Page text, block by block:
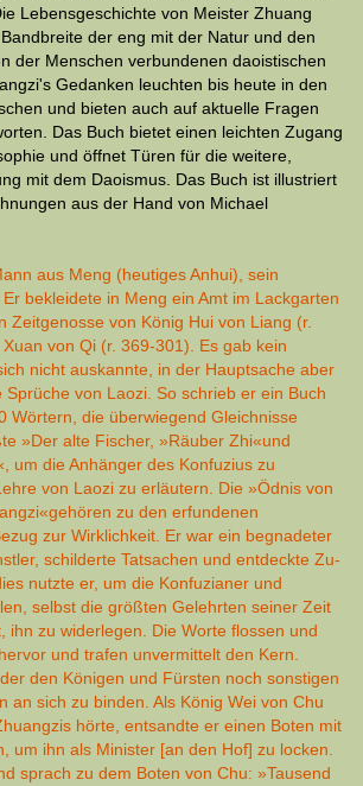
Lebensgeschichte von Meister Zhuang
der eng mit der Natur und den
der Menschen verbundenen daoistischen
Gedanken leuchten bis heute in den
und bieten auch auf aktuelle Fragen
Das Buch bietet einen leichten Zugang
und öffnet Türen für die weitere,
mit dem Daoismus. Das Buch ist illustriert
aus der Hand von Michael
aus Meng (heutiges Anhui), sein
bekleidete in Meng ein Amt im Lackgarten
Zeitgenosse von König Hui von Liang (r.
von Qi (r. 369-301). Es gab kein
nicht auskannte, in der Hauptsache aber
Sprüche von Laozi. So schrieb er ein Buch
Wörtern, die überwiegend Gleichnisse
»Der alte Fischer, »Räuber Zhi«und
um die Anhänger des Kon­fuzius zu
von Laozi zu erläutern. Die »Ödnis von
zu den erfundenen
zur Wirk­lich­keit. Er war ein begnadeter
schilderte Tatsachen und entdeckte Zu­
nutzte er, um die Konfuzianer und
selbst die größten Gelehrten seiner Zeit
ihn zu widerlegen. Die Worte flossen und
und trafen unvermittelt den Kern.
den Königen und Fürsten noch sonstigen
an sich zu binden. Als König Wei von Chu
hörte, entsandte er einen Boten mit
um ihn als Minister [an den Hof] zu locken.
sprach zu dem Boten von Chu: »Tausend